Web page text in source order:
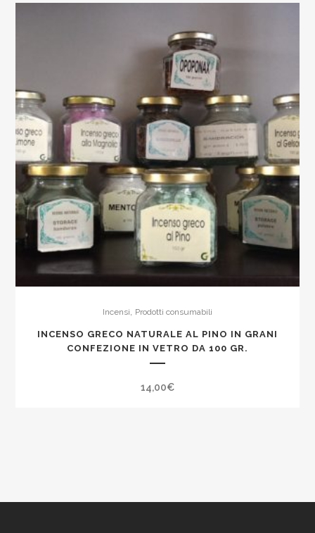
Incensi Prodotti consumabili
INCENSO GRECO NATURALE AL PINO IN GRANI
CONFEZIONE IN VETRO DA 100 GR.
14,00€